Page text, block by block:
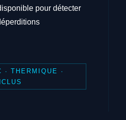
pour détecter
· THERMIQUE ·